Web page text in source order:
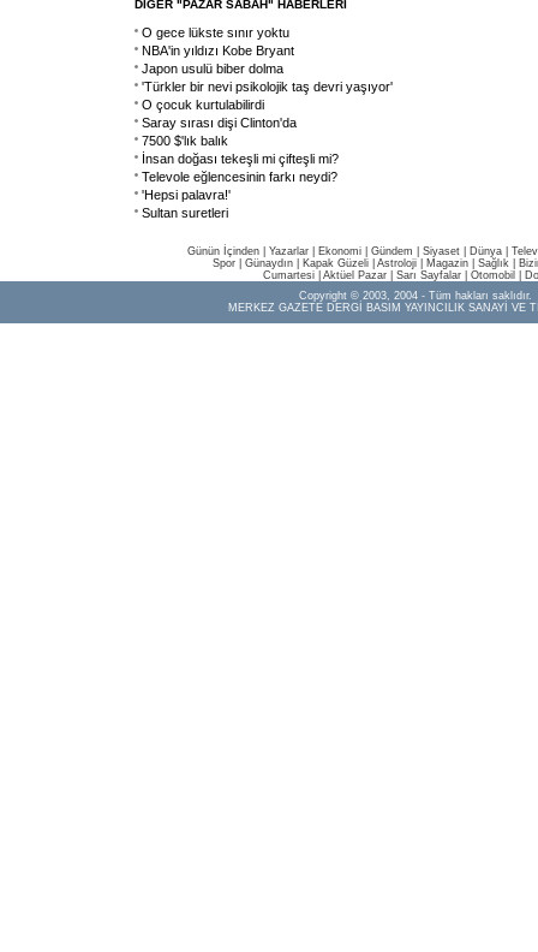
DİĞER "PAZAR SABAH" HABERLERİ
O gece lükste sınır yoktu
NBA'in yıldızı Kobe Bryant
Japon usulü biber dolma
'Türkler bir nevi psikolojik taş devri yaşıyor'
O çocuk kurtulabilirdi
Saray sırası dişi Clinton'da
7500 $'lık balık
İnsan doğası tekeşli mi çifteşli mi?
Televole eğlencesinin farkı neydi?
'Hepsi palavra!'
Sultan suretleri
Günün İçinden Yazarlar Ekonomi Gündem Siyaset Dünya |
Spor
Günaydın Kapak Güzeli Astroloji Magazin Sağlık
Cumartesi| Aktüel Pazar| Sarı Sayfalar| Otomobil
Copyright © 2003, 2004 - Tüm hakları saklıdır.
MERKEZ GAZETE DERGİ BASIM YAYINCILIK SANAYİ VE